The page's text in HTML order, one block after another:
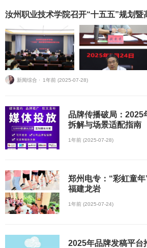
汝州职业技术学院召开“十五五”规划暨
新闻综合 ⋅ 1年前 (2025-07-28)
品牌传播破局：2025
拆解与场景适配指南
1年前 (2025-07-28)
郑州电专：“彩虹童
福建龙岩
1年前 (2025-07-24)
2025年品牌发稿平台